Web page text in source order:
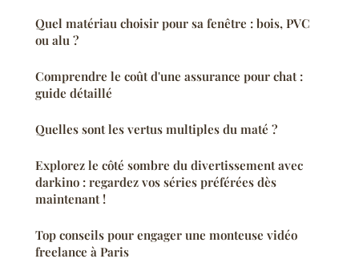
Quel matériau choisir pour sa fenêtre : bois, PVC
ou alu ?
Comprendre le coût d'une assurance pour chat :
guide détaillé
Quelles sont les vertus multiples du maté ?
Explorez le côté sombre du divertissement avec
darkino : regardez vos séries préférées dès
maintenant !
Top conseils pour engager une monteuse vidéo
freelance à Paris